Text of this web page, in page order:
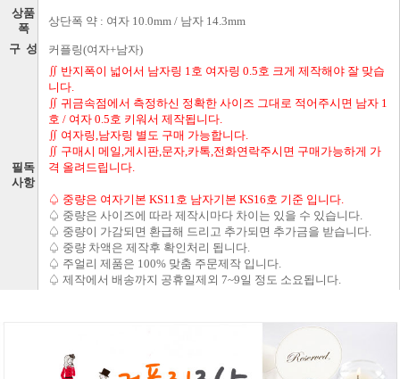
상품
폭
상단폭 약 : 여자 10.0mm / 남자 14.3mm
구 성 커플링(여자+남자)
필독
사항
∬ 반지폭이 넓어서 남자링 1호 여자링 0.5호 크게 제작해야 잘 맞습
니다.
∬ 귀금속점에서 측정하신 정확한 사이즈 그대로 적어주시면 남자 1
호 / 여자 0.5호 키워서 제작됩니다.
∬ 여자링,남자링 별도 구매 가능합니다.
∬ 구매시 메일,게시판,문자,카톡,전화연락주시면 구매가능하게 가
격 올려드립니다.
♤ 중량은 여자기본 KS11호 남자기본 KS16호 기준 입니다.
♤ 중량은 사이즈에 따라 제작시마다 차이는 있을 수 있습니다.
♤ 중량이 가감되면 환급해 드리고 추가되면 추가금을 받습니다.
♤ 중량 차액은 제작후 확인처리 됩니다.
♤ 주얼리 제품은 100% 맞춤 주문제작 입니다.
♤ 제작에서 배송까지 공휴일제외 7~9일 정도 소요됩니다.